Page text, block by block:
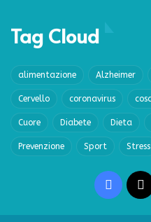
Tag Cloud
alimentazione Alzheimer
Cervello coronavirus
Cuore Diabete Dieta
Prevenzione Sport Stress